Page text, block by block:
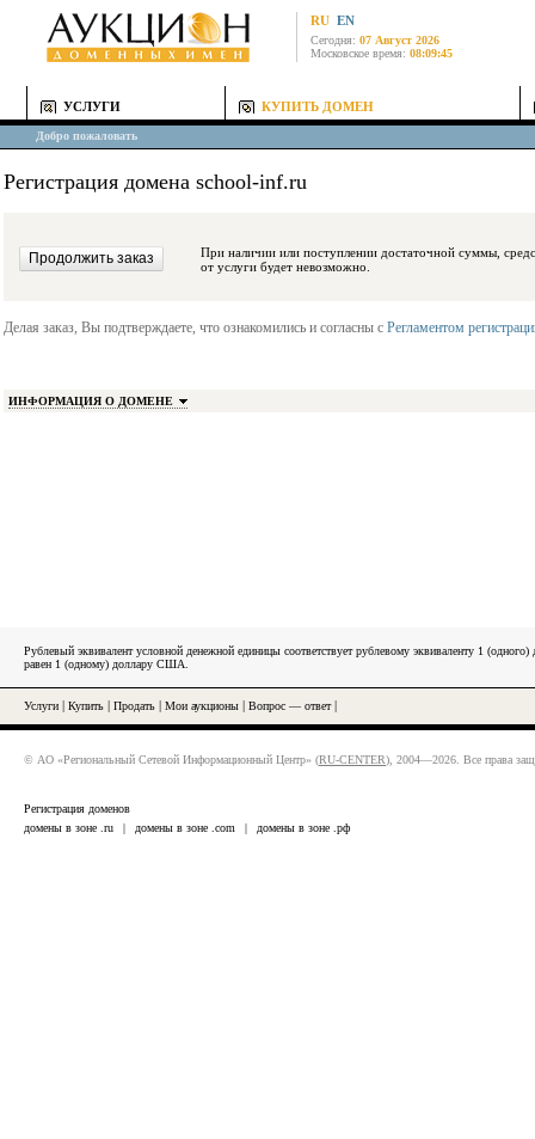
RU EN
Сегодня: 07 Август 2026
Московское время: 08:09:45
УСЛУГИ КУПИТЬ ДОМЕН
Добро пожаловать
Регистрация домена school-inf.ru
При наличии или поступлении достаточной суммы, средства будут
от услуги будет невозможно.
Делая заказ, Вы подтверждаете, что ознакомились и согласны с Регламентом
ИНФОРМАЦИЯ О ДОМЕНЕ
Рублевый эквивалент условной денежной единицы соответствует рублевому эквиваленту 1
равен 1 (одному) доллару США.
Услуги Купить Продать Мои аукционы Вопрос — ответ|
© АО «Региональный Сетевой Информационный Центр» (RU-CENTER), 2004—2026. Все права
Регистрация доменов
домены в зоне .ru
| домены в зоне .com | домены в зоне .рф